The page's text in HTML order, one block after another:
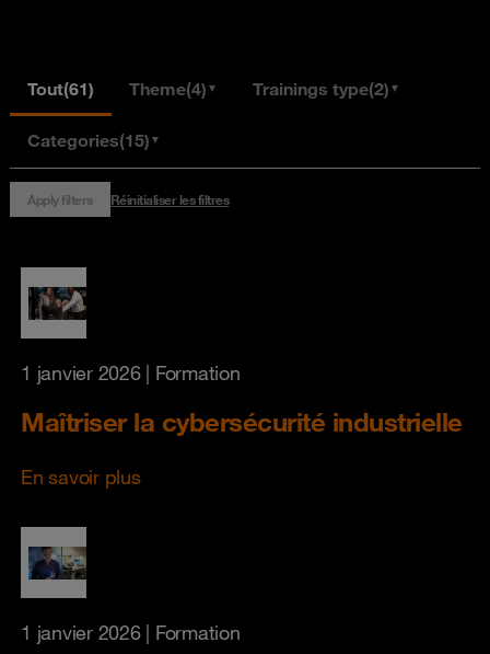
Tout(61) Theme(4) ▼ Trainings type(2) ▼
Categories(15) ▼
Apply filters Réinitialiser les filtres
1 janvier 2026| Formation
Maîtriser la cybersécurité industrielle
En savoir plus
1 janvier 2026| Formation